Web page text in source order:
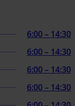
6:00 – 14:30
6:00 – 14:30
6:00 – 14:30
6:00 – 14:30